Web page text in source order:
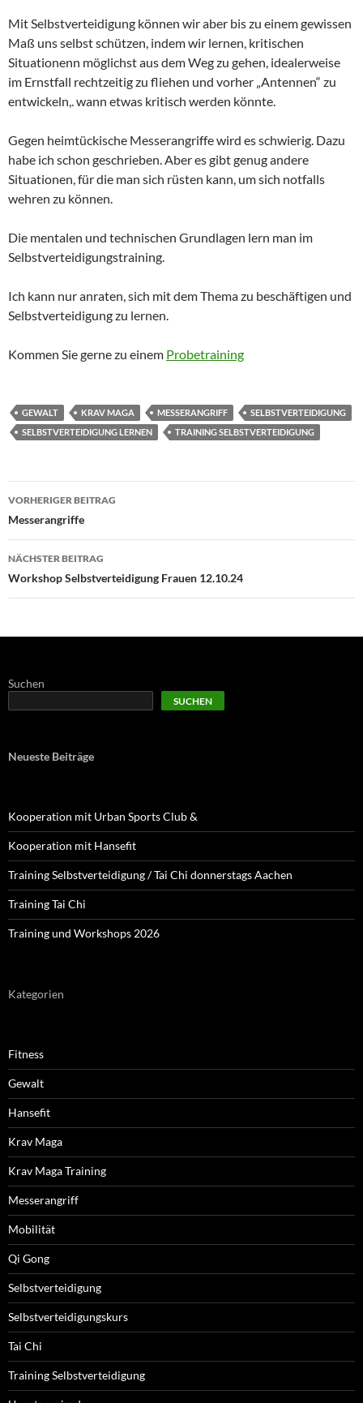
Mit Selbstverteidigung können wir aber bis zu einem gewissen
Maß uns selbst schützen, indem wir lernen, kritischen
Situationenn möglichst aus dem Weg zu gehen, idealerweise
im Ernstfall rechtzeitig zu fliehen und vorher „Antennen“ zu
entwickeln,. wann etwas kritisch werden könnte.
Gegen heimtückische Messerangriffe wird es schwierig. Dazu
habe ich schon geschrieben. Aber es gibt genug andere
Situationen, für die man sich rüsten kann, um sich notfalls
wehren zu können.
Die mentalen und technischen Grundlagen lern man im
Selbstverteidigungstraining.
Ich kann nur anraten, sich mit dem Thema zu beschäftigen und
Selbstverteidigung zu lernen.
Kommen Sie gerne zu einem Probetraining
GEWALT KRAV MAGA MESSERANGRIFF
SELBSTVERTEIDIGUNG
SELBSTVERTEIDIGUNG LERNEN
TRAINING SELBSTVERTEIDIGUNG
Beitragsnavigation
VORHERIGER BEITRAG
Messerangriffe
NÄCHSTER BEITRAG
Workshop Selbstverteidigung Frauen 12.10.24
Suchen
SUCHEN
Neueste Beiträge
Kooperation mit Urban Sports Club &
Kooperation mit Hansefit
Training Selbstverteidigung / Tai Chi donnerstags Aachen
Training Tai Chi
Training und Workshops 2026
Kategorien
Fitness
Gewalt
Hansefit
Krav Maga
Krav Maga Training
Messerangriff
Mobilität
Qi Gong
Selbstverteidigung
Selbstverteidigungskurs
Tai Chi
Training Selbstverteidigung